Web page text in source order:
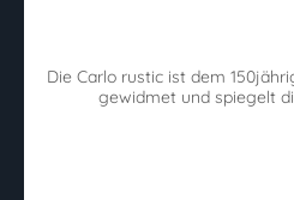
Die Carlo rustic ist dem
gewidmet und spiegelt